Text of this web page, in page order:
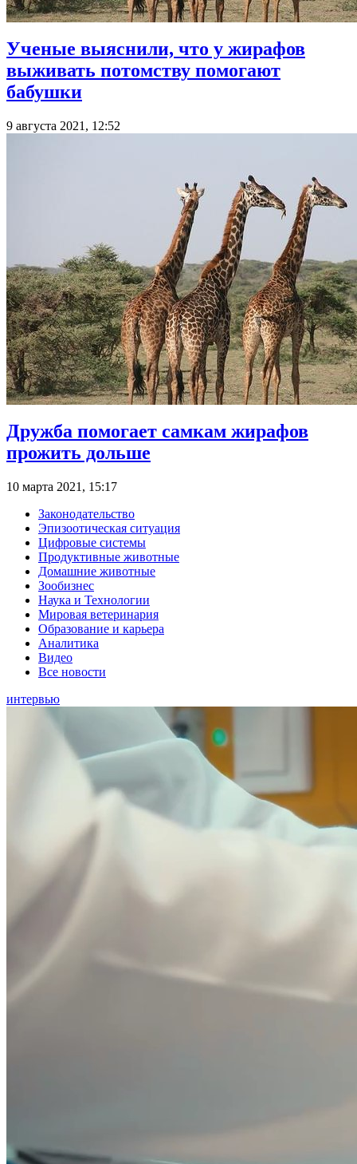
Ученые выяснили, что у жирафов
выживать потомству помогают
бабушки
9 августа 2021, 12:52
Дружба помогает самкам жирафов
прожить дольше
10 марта 2021, 15:17
Законодательство
Эпизоотическая ситуация
Цифровые системы
Продуктивные животные
Домашние животные
Зообизнес
Наука и Технологии
Мировая ветеринария
Образование и карьера
Аналитика
Видео
Все новости
интервью